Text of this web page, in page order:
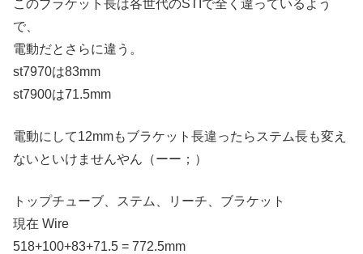
このブラケット長は各世代のSTIで全く違っているよう
で、
電動だとさらに違う。
st7970は83mm
st7900は71.5mm
電動にして12mmもブラケット長違ったらステム長も変え
ないといけませんやん（ーー；）
トップチューブ、ステム、リーチ、ブラケット
現在 Wire
518+100+83+71.5 = 772.5mm